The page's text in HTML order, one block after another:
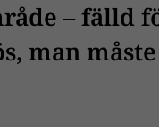
– fälld
man